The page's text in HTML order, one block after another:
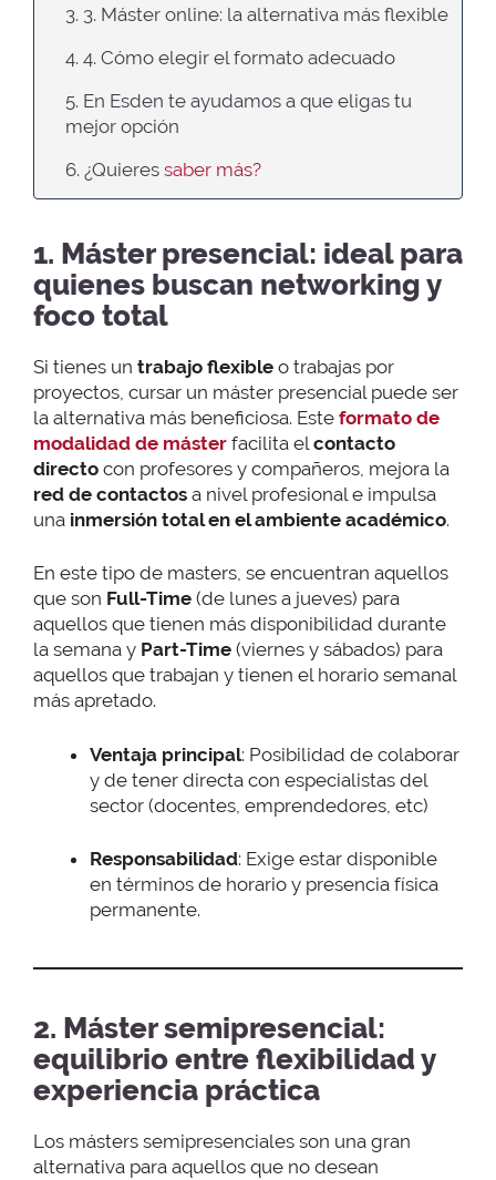
3. 3. Máster online: la alternativa más flexible
4. 4. Cómo elegir el formato adecuado
5. En Esden te ayudamos a que eligas tu
mejor opción
6. ¿Quieres saber más?
1. Máster presencial: ideal para
quienes buscan networking y
foco total
Si tienes un trabajo flexible o trabajas por
proyectos, cursar un máster presencial puede ser
la alternativa más beneficiosa. Este formato de
modalidad de máster facilita el contacto
directo con profesores y compañeros, mejora la
red de contactos a nivel profesional e impulsa
una inmersión total en el ambiente académico.
En este tipo de masters, se encuentran aquellos
que son Full-Time (de lunes a jueves) para
aquellos que tienen más disponibilidad durante
la semana y Part-Time (viernes y sábados) para
aquellos que trabajan y tienen el horario semanal
más apretado.
Ventaja principal: Posibilidad de colaborar
y de tener directa con especialistas del
sector (docentes, emprendedores, etc)
Responsabilidad: Exige estar disponible
en términos de horario y presencia física
permanente.
2. Máster semipresencial:
equilibrio entre flexibilidad y
experiencia práctica
Los másters semipresenciales son una gran
alternativa para aquellos que no desean